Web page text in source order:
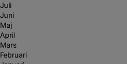
Juli
Juni
Maj
April
Mars
Februari